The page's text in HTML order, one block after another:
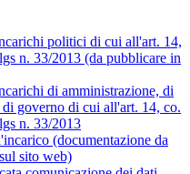
politici di cui all'art. 14,
n. 33/2013 (da pubblicare in
di amministrazione, di
governo di cui all'art. 14, co.
n. 33/2013
(documentazione da
sito web)